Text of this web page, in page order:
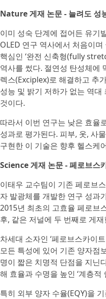
Nature 게재 논문 - 늘려도 성
이미 성숙 단계에 접어든 유기
OLED 연구 역사에서 처음이
핵심인 ‘완전 신축형(fully
역사를 썼다. 절연성 탄성체에
렉스(Exciplex)로 해결하고 추
성능 및 밝기 저하가 없는 역
것이다.
따라서 이번 연구는 낮은 효율
성과로 평가된다. 피부, 옷, 사
구현한 이 기술은 향후 헬스케
Science 게재 논문 - 페로브스
이태우 교수팀이 기존 페로브
자 발광체를 개발한 연구 성과
2015년 최초의 고효율 페로브
후, 같은 저널에 두 번째로 게
차세대 소자인 ‘페로브스카이
모든 특성에 있어 기존 양자점
명이 짧은 치명적 단점을 지닌
해 효율과 수명을 높인 ‘계층
특히 외부 양자 수율(EQY)을